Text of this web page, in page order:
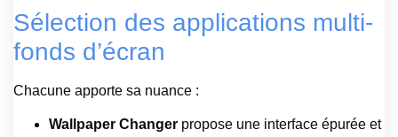
Sélection des applications multi-
fonds d’écran
Chacune apporte sa nuance :
Wallpaper Changer propose une interface épurée et